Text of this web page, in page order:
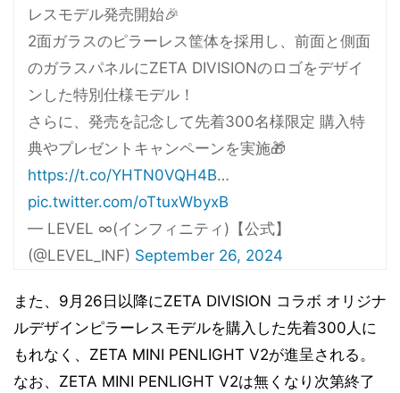
レスモデル発売開始🎉
2面ガラスのピラーレス筐体を採用し、前面と側面
のガラスパネルにZETA DIVISIONのロゴをデザイ
ンした特別仕様モデル！
さらに、発売を記念して先着300名様限定 購入特
典やプレゼントキャンペーンを実施🎁
https://t.co/YHTN0VQH4B…
pic.twitter.com/oTtuxWbyxB
— LEVEL ∞(インフィニティ)【公式】
(@LEVEL_INF) September 26, 2024
また、9月26日以降にZETA DIVISION コラボ オリジナ
ルデザインピラーレスモデルを購入した先着300人に
もれなく、ZETA MINI PENLIGHT V2が進呈される。
なお、ZETA MINI PENLIGHT V2は無くなり次第終了